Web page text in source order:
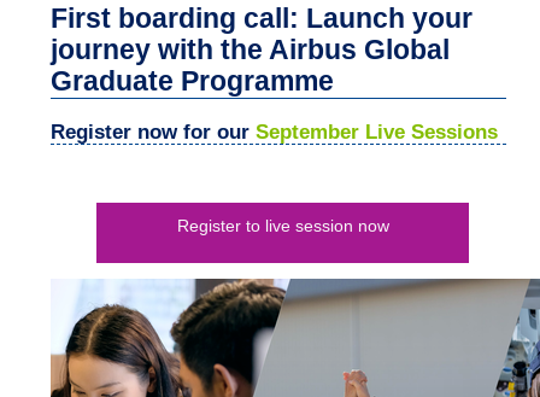
First boarding call: Launch your
journey with the Airbus Global
Graduate Programme
Register now for our September Live Sessions
Register to live session now